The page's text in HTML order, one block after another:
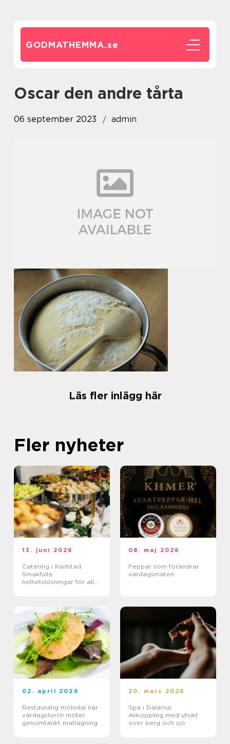
GODMATHEMMA.se
oscar den andre tårta
06 september 2023 admin
Läs fler inlägg här
Fler nyheter
13. juni 2026
Catering i Karlstad:
Smakfulla
helhetslösningar för alla
08. maj 2026
Peppar som förändrar
vardagsmaten
02. april 2026
Restaurang mölndal när
vardagslunch möter
genomtänkt matlagning
20. mars 2026
Spa i Dalarna:
Avkoppling med utsikt
över berg och sjö